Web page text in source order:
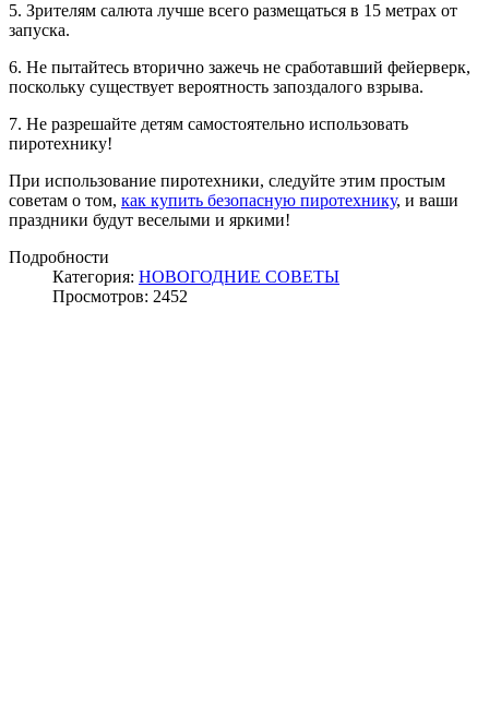
5. Зрителям салюта лучше всего размещаться в 15 метрах от
запуска.
6. Не пытайтесь вторично зажечь не сработавший фейерверк,
поскольку существует вероятность запоздалого взрыва.
7. Не разрешайте детям самостоятельно использовать
пиротехнику!
При использование пиротехники, следуйте этим простым
советам о том, как купить безопасную пиротехнику, и ваши
праздники будут веселыми и яркими!
Подробности
Категория: НОВОГОДНИЕ СОВЕТЫ
Просмотров: 2452